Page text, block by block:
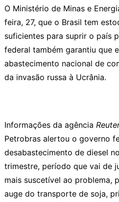
O Ministério de Minas e
feira, 27, que o Brasil tem
suficientes para suprir o país
federal também garantiu que
abastecimento nacional de
da invasão russa à Ucrânia.
Informações da agência
Petrobras alertou o governo
desabastecimento de diesel
trimestre, período que vai de
mais suscetível ao problema,
auge do transporte de soja,